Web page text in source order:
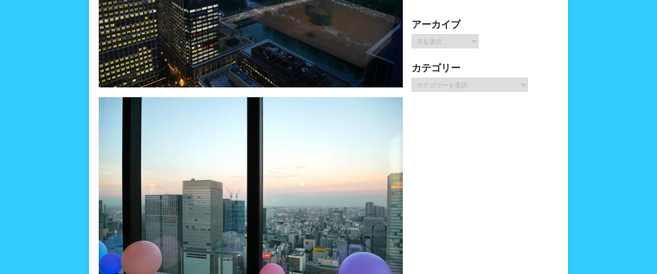
アーカイブ
ア
ー
イ
ブ
カテゴリー
テ